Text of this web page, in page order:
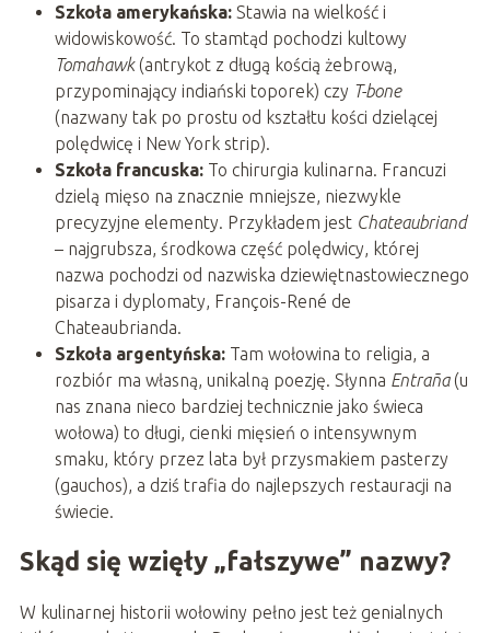
Szkoła amerykańska:Stawia na wielkość i
widowiskowość. To stamtąd pochodzi kultowy
Tomahawk(antrykot z długą kością żebrową,
przypominający indiański toporek) czy T-bone
(nazwany tak po prostu od kształtu kości dzielącej
polędwicę i New York strip).
Szkoła francuska:To chirurgia kulinarna. Francuzi
dzielą mięso na znacznie mniejsze, niezwykle
precyzyjne elementy. Przykładem jest Chateaubriand
– najgrubsza, środkowa część polędwicy, której
nazwa pochodzi od nazwiska dziewiętnastowiecznego
pisarza i dyplomaty, François-René de
Chateaubrianda.
Szkoła argentyńska:Tam wołowina to religia, a
rozbiór ma własną, unikalną poezję. Słynna Entraña(u
nas znana nieco bardziej technicznie jako świeca
wołowa) to długi, cienki mięsień o intensywnym
smaku, który przez lata był przysmakiem pasterzy
(gauchos), a dziś trafia do najlepszych restauracji na
świecie.
Skąd się wzięły „fałszywe” nazwy?
W kulinarnej historii wołowiny pełno jest też genialnych